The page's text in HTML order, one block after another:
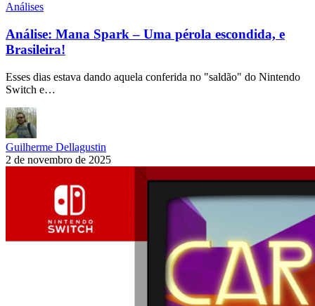
Análises
Análise: Mana Spark – Uma pérola escondida, e
Brasileira!
Esses dias estava dando aquela conferida no "saldão" do Nintendo
Switch e…
Guilherme Dellagustin
2 de novembro de 2025